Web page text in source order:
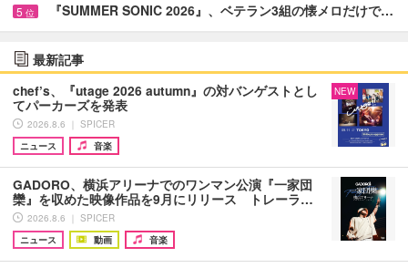
5 位 『SUMMER SONIC 2026』、ベテラン3組の懐メロだけで…
最新記事
chef’s、『utage 2026 autumn』の対バンゲストとし
てパーカーズを発表
2026.8.6 ｜ SPICER
ニュース
音楽
NEW
GADORO、横浜アリーナでのワンマン公演『一家団
欒』を収めた映像作品を9月にリリース トレーラ…
2026.8.6 ｜ SPICER
ニュース
動画 音楽